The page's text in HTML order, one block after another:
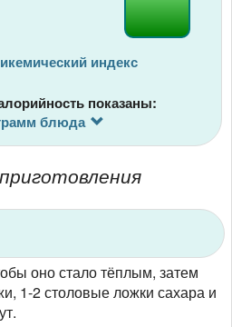
индекс
показаны:
блюда
оно стало тёплым, затем
1-2 столовые ложки сахара и